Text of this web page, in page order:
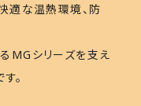
適な温熱環境、防
MGシリーズを支え
。